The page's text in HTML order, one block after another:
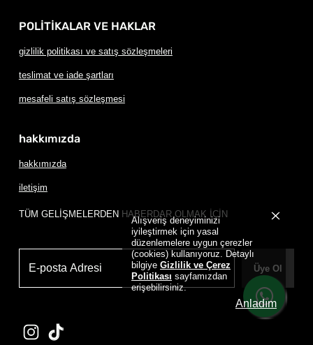
Alışveriş deneyiminizi
iyileştirmek için yasal
düzenlemelere uygun çerezler
(cookies) kullanıyoruz. Detaylı
bilgiye Gizlilik ve Çerez
Politikası sayfamızdan
erişebilirsiniz.
Anladım
POLİTİKALAR VE HAKLAR
gizlilik politikası ve satış sözleşmeleri
teslimat ve iade şartları
mesafeli satış sözleşmesi
hakkımızda
hakkımızda
iletişim
TÜM GELİŞMELERDEN HABERDAR OLMAK İÇİN
Üye Ol